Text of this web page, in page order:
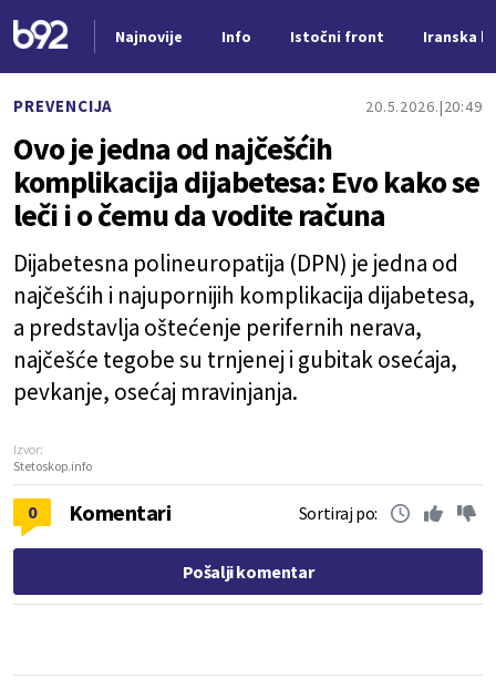
Najnovije Info Istočni front Iranska
PREVENCIJA 20.5.2026. 20:49
Ovo je jedna od najčešćih
komplikacija dijabetesa: Evo kako se
leči i o čemu da vodite računa
Dijabetesna polineuropatija (DPN) je jedna od
najčešćih i najupornijih komplikacija dijabetesa,
a predstavlja oštećenje perifernih nerava,
najčešće tegobe su trnjenej i gubitak osećaja,
pevkanje, osećaj mravinjanja.
Izvor:
Stetoskop.info
0 Komentari Sortiraj po:
Pošalji komentar